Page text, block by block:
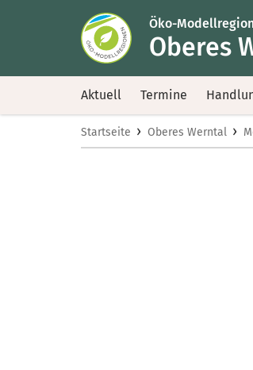
Öko-
Oberes
Aktuell Termine
Startseite › Oberes Werntal ›